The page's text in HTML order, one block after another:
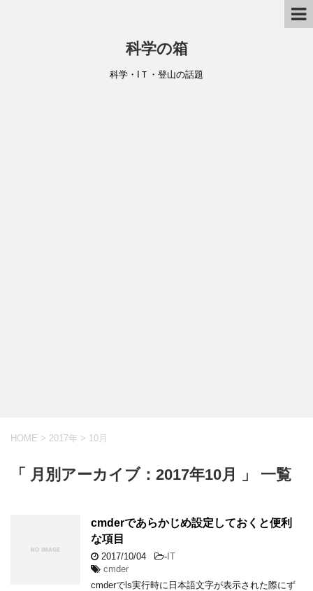
科学の箱
科学・IＴ・登山の話題
HOME > 2017年 > 10月
「 月別アーカイブ：2017年10月 」 一覧
cmderであらかじめ設定しておくと便利
な項目
2017/10/04 -IT
cmder
cmderでls実行時に日本語文字が表示された際にず